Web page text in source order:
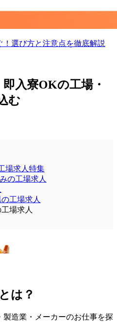
選び方と注意点を徹底解説
入寮OKの工場・
む
場求人特集
の工場求人
工場求人
場求人
は？
造業・メーカーのお仕事を探